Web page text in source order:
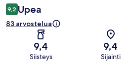
9,2 Upea
83 arvostelua
9,4
Siisteys
9,4
Sijainti